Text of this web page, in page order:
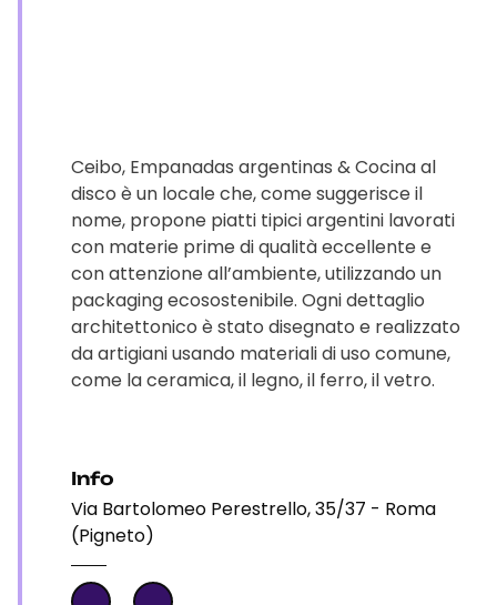
Ceibo, Empanadas argentinas & Cocina al
disco è un locale che, come suggerisce il
nome, propone piatti tipici argentini lavorati
con materie prime di qualità eccellente e
con attenzione all’ambiente, utilizzando un
packaging ecosostenibile. Ogni dettaglio
architettonico è stato disegnato e realizzato
da artigiani usando materiali di uso comune,
come la ceramica, il legno, il ferro, il vetro.
Info
Via Bartolomeo Perestrello, 35/37 - Roma
(Pigneto)